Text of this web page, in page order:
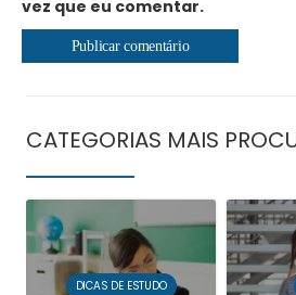
vez que eu comentar.
CATEGORIAS MAIS
DICAS DE ESTUDO